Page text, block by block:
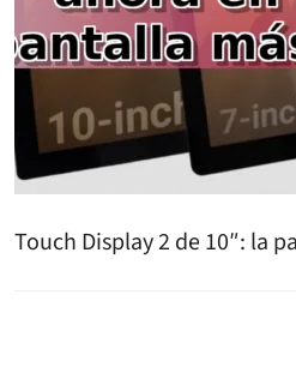
Touch Display 2 de 10″: la